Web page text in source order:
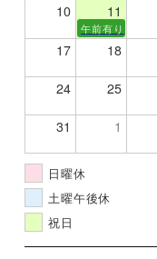
10 11
午前有り
17 18
24 25
31 1
日曜休
土曜午後休
祝日